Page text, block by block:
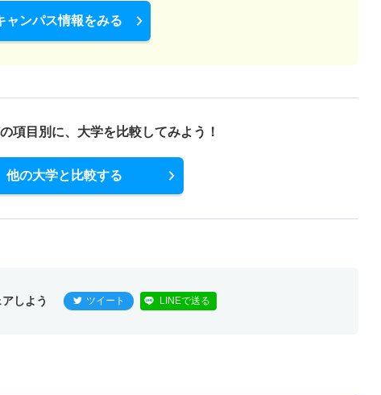
ャンパス情報をみる
項目別に、 大学を比較してみよう！
他の大学と比較する
しよう ツイート LINEで送る